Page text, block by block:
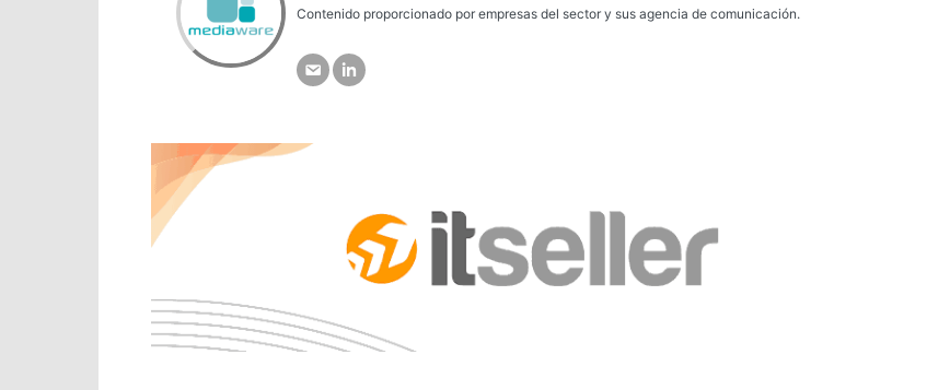
Contenido proporcionado por empresas del sector y sus agencia de comunicación.